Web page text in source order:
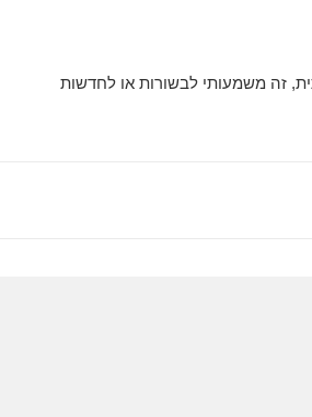
זה משמעותי לבשורות או לחדשות